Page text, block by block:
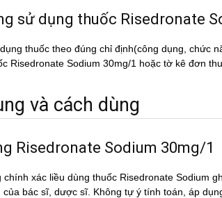
sử dụng thuốc Risedronate
thuốc theo đúng chỉ định(công dụng, chức
Risedronate Sodium 30mg/1 hoặc tờ kê đơn
và cách dùng
Risedronate Sodium 30mg/1
chính xác liều dùng thuốc Risedronate Sodium
của bác sĩ, dược sĩ. Không tự ý tính toán, áp